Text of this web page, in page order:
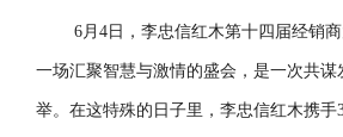
6月4日，李忠信红木第十四届经销
一场汇聚智慧与激情的盛会，是一次共谋
举。在这特殊的日子里，李忠信红木携手